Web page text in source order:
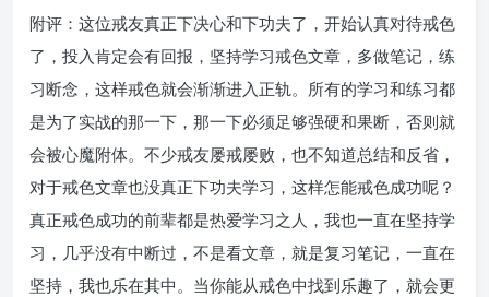
附评：这位戒友真正下决心和下功夫了，开始认真对待戒色
了，投入肯定会有回报，坚持学习戒色文章，多做笔记，练
习断念，这样戒色就会渐渐进入正轨。所有的学习和练习都
是为了实战的那一下，那一下必须足够强硬和果断，否则就
会被心魔附体。不少戒友屡戒屡败，也不知道总结和反省，
对于戒色文章也没真正下功夫学习，这样怎能戒色成功呢？
真正戒色成功的前辈都是热爱学习之人，我也一直在坚持学
习，几乎没有中断过，不是看文章，就是复习笔记，一直在
坚持，我也乐在其中。当你能从戒色中找到乐趣了，就会更